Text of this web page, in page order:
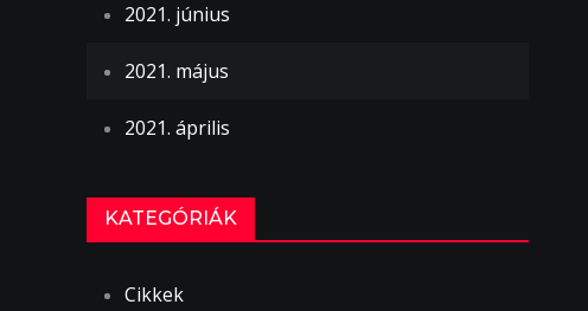
2021. június
2021. május
2021. április
KATEGÓRIÁK
Cikkek